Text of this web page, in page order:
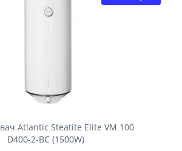
Atlantic Steatite Elite VM 100
D400-2-BC (1500W)